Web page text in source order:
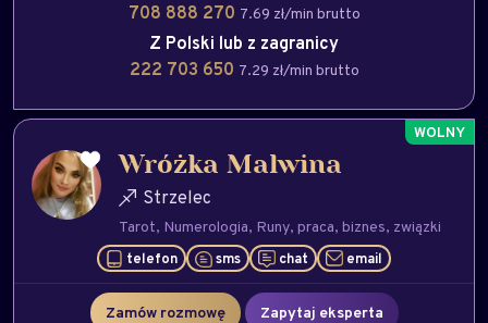
708 888 270 7.69 zł/min brutto
Z Polski lub z zagranicy
222 703 650 7.29 zł/min brutto
Wróżka Malwina
Strzelec
Tarot Numerologia Runy praca biznes związki
telefon sms chat email
Zamów rozmowę Zapytaj eksperta